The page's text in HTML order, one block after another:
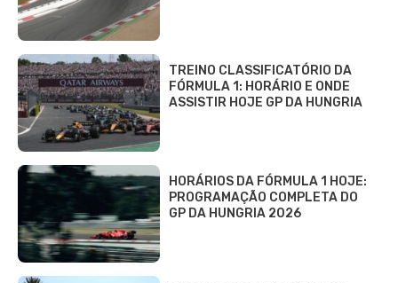
TREINO CLASSIFICATÓRIO DA
FÓRMULA 1: HORÁRIO E ONDE
ASSISTIR HOJE GP DA HUNGRIA
HORÁRIOS DA FÓRMULA 1 HOJE:
PROGRAMAÇÃO COMPLETA DO
GP DA HUNGRIA 2026